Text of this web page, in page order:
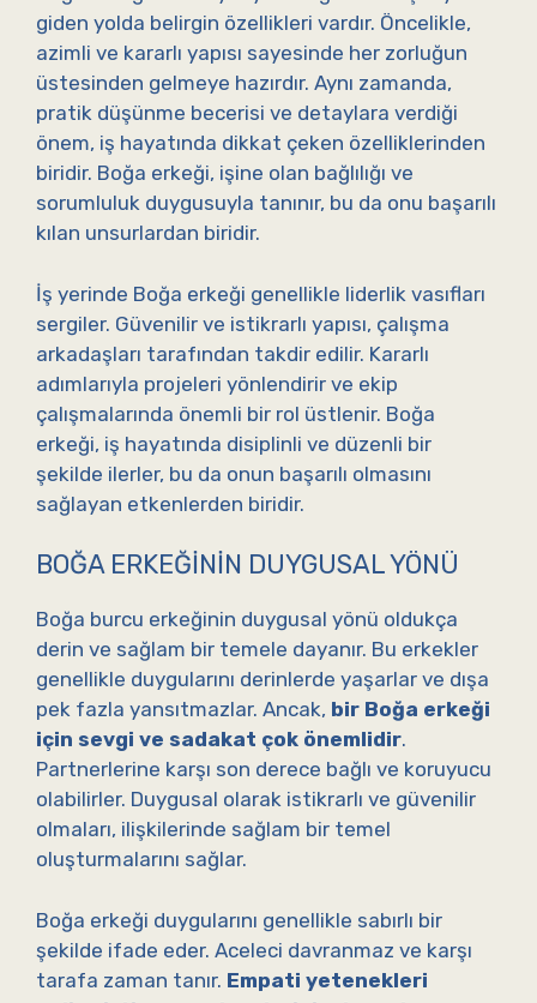
giden yolda belirgin özellikleri vardır. Öncelikle,
azimli ve kararlı yapısı sayesinde her zorluğun
üstesinden gelmeye hazırdır. Aynı zamanda,
pratik düşünme becerisi ve detaylara verdiği
önem, iş hayatında dikkat çeken özelliklerinden
biridir. Boğa erkeği, işine olan bağlılığı ve
sorumluluk duygusuyla tanınır, bu da onu başarılı
kılan unsurlardan biridir.
İş yerinde Boğa erkeği genellikle liderlik vasıfları
sergiler. Güvenilir ve istikrarlı yapısı, çalışma
arkadaşları tarafından takdir edilir. Kararlı
adımlarıyla projeleri yönlendirir ve ekip
çalışmalarında önemli bir rol üstlenir. Boğa
erkeği, iş hayatında disiplinli ve düzenli bir
şekilde ilerler, bu da onun başarılı olmasını
sağlayan etkenlerden biridir.
BOĞA ERKEĞININ DUYGUSAL YÖNÜ
Boğa burcu erkeğinin duygusal yönü oldukça
derin ve sağlam bir temele dayanır. Bu erkekler
genellikle duygularını derinlerde yaşarlar ve dışa
pek fazla yansıtmazlar. Ancak, bir Boğa erkeği
için sevgi ve sadakat çok önemlidir.
Partnerlerine karşı son derece bağlı ve koruyucu
olabilirler. Duygusal olarak istikrarlı ve güvenilir
olmaları, ilişkilerinde sağlam bir temel
oluşturmalarını sağlar.
Boğa erkeği duygularını genellikle sabırlı bir
şekilde ifade eder. Aceleci davranmaz ve karşı
tarafa zaman tanır. Empati yetenekleri